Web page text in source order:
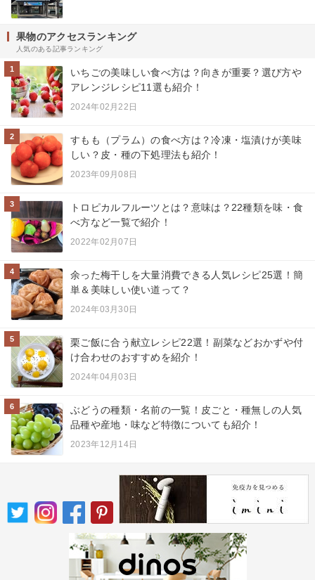
果物のアクセスランキング
人気のある記事ランキング
1
いちごの美味しい食べ方は？向きが重要？選び方や
アレンジレシピ11選も紹介！
2024年02月22日
2
すもも（プラム）の食べ方は？冷凍・塩漬けが美味
しい？皮・種の下処理法も紹介！
2023年09月08日
3
トロピカルフルーツとは？意味は？22種類を味・食
べ方など一覧で紹介！
2022年02月07日
4
余った梅干しを大量消費できる人気レシピ25選！簡
単＆美味しい使い道って？
2024年03月30日
5
栗ご飯に合う献立レシピ22選！副菜などおかずや付
け合わせのおすすめを紹介！
2024年04月03日
6
ぶどうの種類・名前の一覧！皮ごと・種無しの人気
品種や産地・味など特徴についても紹介！
2023年12月14日